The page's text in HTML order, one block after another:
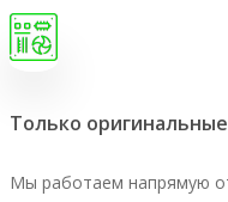
Только
Мы работаем напрямую